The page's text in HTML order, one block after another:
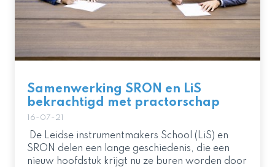
Samenwerking SRON en LiS
bekrachtigd met practorschap
16-07-21
De Leidse instrumentmakers School (LiS) en
SRON delen een lange geschiedenis, die een
nieuw hoofdstuk krijgt nu ze buren worden door